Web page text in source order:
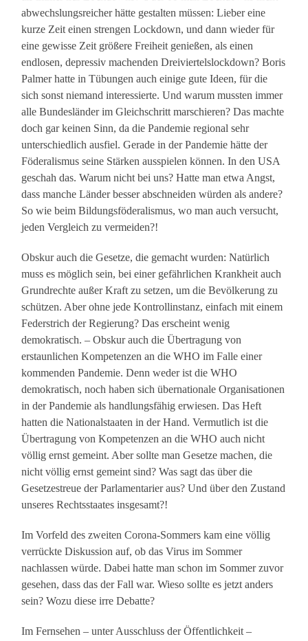
abwechslungsreicher hätte gestalten müssen: Lieber eine
kurze Zeit einen strengen Lockdown, und dann wieder für
eine gewisse Zeit größere Freiheit genießen, als einen
endlosen, depressiv machenden Dreiviertelslockdown? Boris
Palmer hatte in Tübungen auch einige gute Ideen, für die
sich sonst niemand interessierte. Und warum mussten immer
alle Bundesländer im Gleichschritt marschieren? Das machte
doch gar keinen Sinn, da die Pandemie regional sehr
unterschiedlich ausfiel. Gerade in der Pandemie hätte der
Föderalismus seine Stärken ausspielen können. In den USA
geschah das. Warum nicht bei uns? Hatte man etwa Angst,
dass manche Länder besser abschneiden würden als andere?
So wie beim Bildungsföderalismus, wo man auch versucht,
jeden Vergleich zu vermeiden?!
Obskur auch die Gesetze, die gemacht wurden: Natürlich
muss es möglich sein, bei einer gefährlichen Krankheit auch
Grundrechte außer Kraft zu setzen, um die Bevölkerung zu
schützen. Aber ohne jede Kontrollinstanz, einfach mit einem
Federstrich der Regierung? Das erscheint wenig
demokratisch. – Obskur auch die Übertragung von
erstaunlichen Kompetenzen an die WHO im Falle einer
kommenden Pandemie. Denn weder ist die WHO
demokratisch, noch haben sich übernationale Organisationen
in der Pandemie als handlungsfähig erwiesen. Das Heft
hatten die Nationalstaaten in der Hand. Vermutlich ist die
Übertragung von Kompetenzen an die WHO auch nicht
völlig ernst gemeint. Aber sollte man Gesetze machen, die
nicht völlig ernst gemeint sind? Was sagt das über die
Gesetzestreue der Parlamentarier aus? Und über den Zustand
unseres Rechtsstaates insgesamt?!
Im Vorfeld des zweiten Corona-Sommers kam eine völlig
verrückte Diskussion auf, ob das Virus im Sommer
nachlassen würde. Dabei hatte man schon im Sommer zuvor
gesehen, dass das der Fall war. Wieso sollte es jetzt anders
sein? Wozu diese irre Debatte?
Im Fernsehen – unter Ausschluss der Öffentlichkeit –